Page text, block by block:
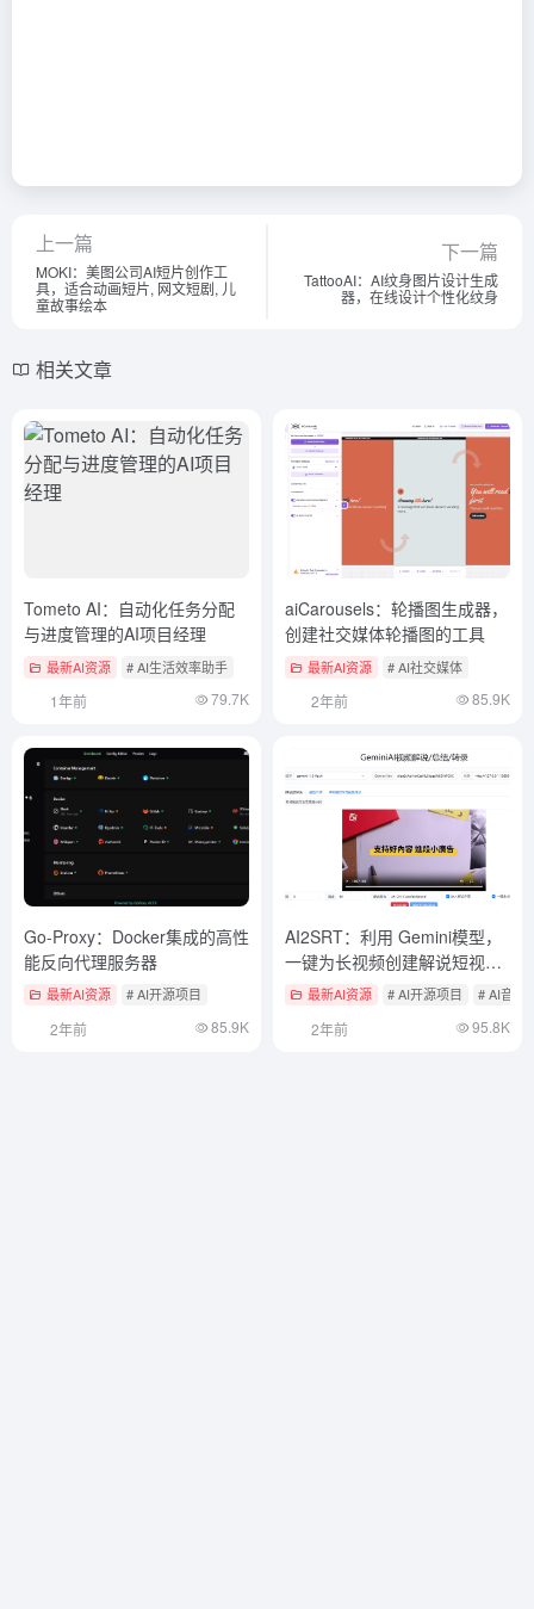
上一篇
MOKI：美图公司AI短片创作工
具，适合动画短片, 网文短剧, 儿
童故事绘本
下一篇
TattooAI：AI纹身图片设计生成
器，在线设计个性化纹身
相关文章
Tometo AI：自动化任务分配
与进度管理的AI项目经理
最新AI资源 # AI生活效率助手
1年前 79.7K
aiCarousels：轮播图生成器，
创建社交媒体轮播图的工具
最新AI资源 # AI社交媒体
2年前 85.9K
Go-Proxy：Docker集成的高性
能反向代理服务器
最新AI资源 # AI开源项目
2年前 85.9K
AI2SRT：利用 Gemini模型，
一键为长视频创建解说短视频
或视频总结
最新AI资源 # AI开源项目 # AI音视
2年前 95.8K